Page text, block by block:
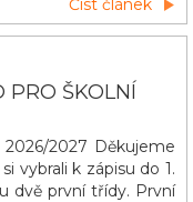
učebny. Není to
Číst článek
PRO ŠKOLNÍ
2027 Děkujeme
vybrali k zápisu do 1.
dvě první třídy. První